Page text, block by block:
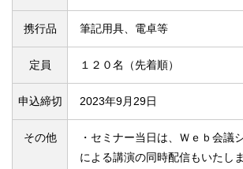
携行品 筆記用具、電卓等
定員 １２０名（先着順）
申込締切 2023年9月29日
その他
・セミナー当日は、Ｗｅｂ会議
による講演の同時配信もいたしま